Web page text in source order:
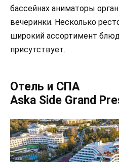
бассейнах аниматоры
вечеринки. Несколько
широкий ассортимент
присутствует.
Отель и СПА
Aska Side Grand